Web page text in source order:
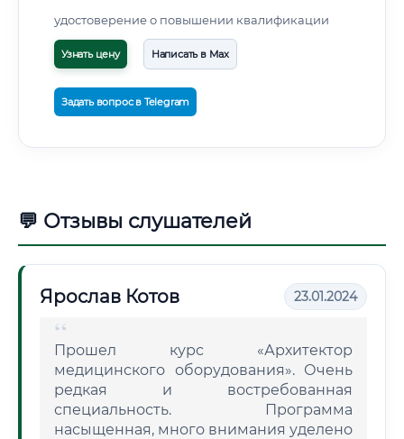
удостоверение о повышении квалификации
Узнать цену Написать в Max
Задать вопрос в Telegram
💬 Отзывы слушателей
Ярослав Котов 23.01.2024
Прошел курс «Архитектор
медицинского оборудования». Очень
редкая и востребованная
специальность. Программа
насыщенная, много внимания уделено